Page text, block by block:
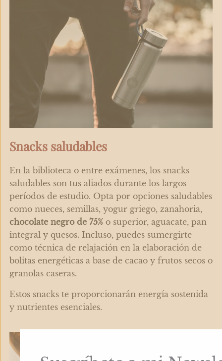
Snacks saludables
En la biblioteca o entre exámenes, los snacks
saludables son tus aliados durante los largos
períodos de estudio. Opta por opciones saludables
como nueces, semillas, yogur griego, zanahoria,
chocolate negro de 75%o superior, aguacate, pan
integral y quesos. Incluso, puedes sumergirte
como técnica de relajación en la elaboración de
bolitas energéticas a base de cacao y frutos secos o
granolas caseras.
Estos snacks te proporcionarán energía sostenida
y nutrientes esenciales.